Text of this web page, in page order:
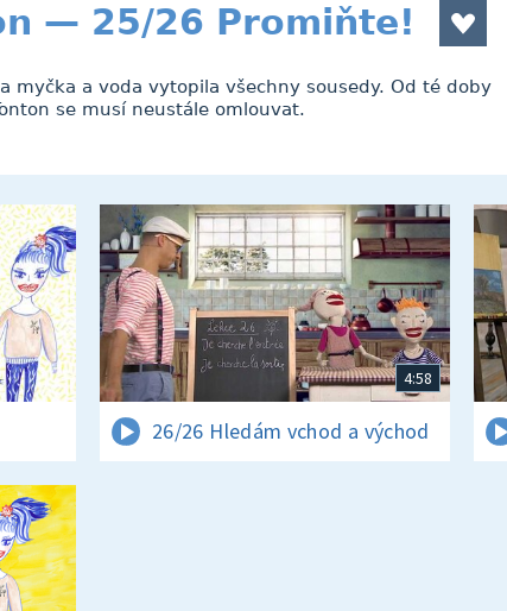
— 25/26 Promiňte!
myčka a voda vytopila všechny sousedy. Od té doby
se musí neustále omlouvat.
4:58
26/26 Hledám vchod a východ